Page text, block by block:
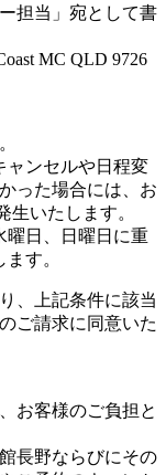
担当」宛として書
MC QLD 9726
ャンセルや日程変
った場合には、お
生いたします。
曜日、日曜日に重
す。
、上記条件に該当
ご請求に同意いた
お客様のご負担と
長野ならびにその